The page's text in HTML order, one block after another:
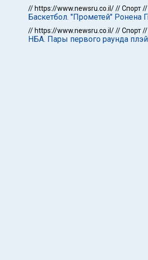
// https://www.newsru.co.il///Спорт//
Баскетбол. "Прометей" Ронена
// https://www.newsru.co.il///Спорт//
НБА. Пары первого раунда